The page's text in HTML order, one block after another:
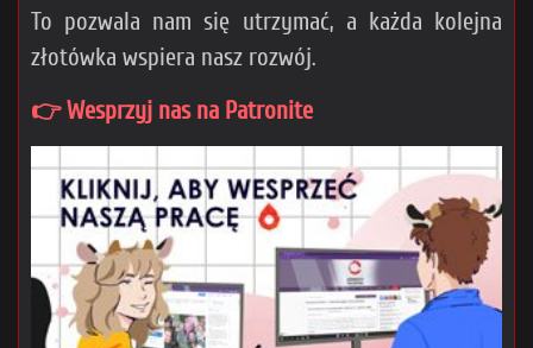
To pozwala nam się utrzymać, a każda kolejna
złotówka wspiera nasz rozwój.
👉 Wesprzyj nas na Patronite